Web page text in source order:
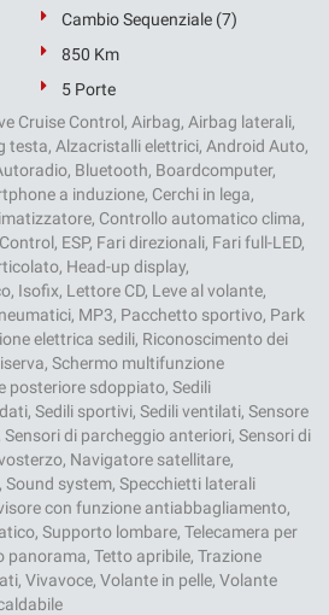
Cambio Sequenziale (7)
850 Km
5 Porte
Cruise Control, Airbag, Airbag laterali,
testa, Alzacristalli elettrici, Android Auto,
Bluetooth, Boardcomputer,
a induzione, Cerchi in lega,
Controllo automatico clima,
ESP, Fari direzionali, Fari full-LED,
Head-up display,
Isofix, Lettore CD, Leve al volante,
MP3, Pacchetto sportivo, Park
elettrica sedili, Riconoscimento dei
Schermo multifunzione
posteriore sdoppiato, Sedili
Sedili sportivi, Sedili ventilati, Sensore
Sensori di parcheggio anteriori, Sensori di
Navigatore satellitare,
system, Specchietti laterali
con funzione antiabbagliamento,
Supporto lombare, Telecamera per
Tetto apribile, Trazione
Vivavoce, Volante in pelle, Volante